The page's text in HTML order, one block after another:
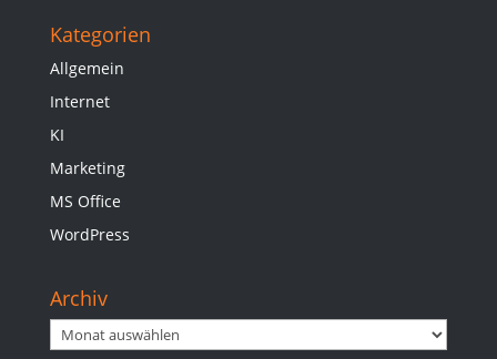
Kategorien
Allgemein
Internet
KI
Marketing
MS Office
WordPress
Archiv
Archiv